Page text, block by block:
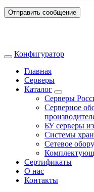
Отправить сообщение
Конфигуратор
Главная
Серверы
Каталог
Серверы
Серверное
БУ серверы
Системы
Сетевое
Сертификаты
О нас
Контакты